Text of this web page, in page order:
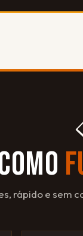
rápido e sem